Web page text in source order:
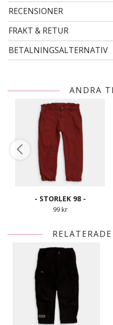
RECENSIONER
FRAKT & RETUR
BETALNINGSALTERNATIV
ANDRA
- STORLEK 98 -
99 kr